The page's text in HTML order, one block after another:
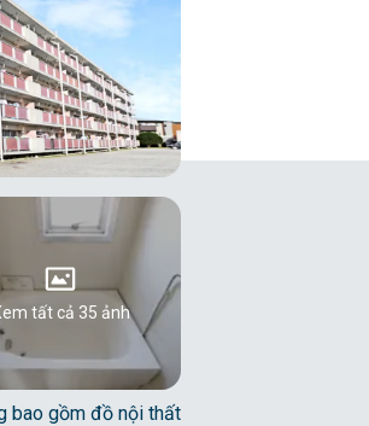
tất cả 35 ảnh
bao gồm đồ nội thất